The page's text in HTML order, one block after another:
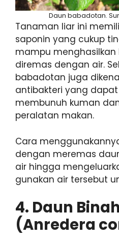
Daun babadotan.
Tanaman liar ini
saponin yang cukup
mampu
diremas dengan air.
babadotan juga
antibakteri yang
membunuh kuman
peralatan makan.
Cara
dengan meremas
air hingga
gunakan air tersebut
4. Daun
(Anredera